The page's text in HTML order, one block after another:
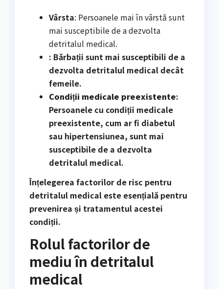
Vârsta: Persoanele mai în vârstă sunt
mai susceptibile de a dezvolta
detritalul medical.
: Bărbații sunt mai susceptibili de a
dezvolta detritalul medical decât
femeile.
Condiții medicale preexistente:
Persoanele cu condiții medicale
preexistente, cum ar fi diabetul
sau hipertensiunea, sunt mai
susceptibile de a dezvolta
detritalul medical.
Înțelegerea factorilor de risc pentru
detritalul medical este esențială pentru
prevenirea și tratamentul acestei
condiții.
Rolul factorilor de
mediu în detritalul
medical